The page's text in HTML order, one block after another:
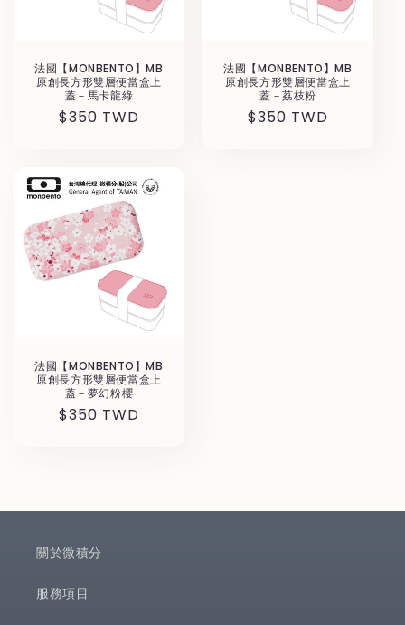
法國【MONBENTO】MB
原創長方形雙層便當盒上
蓋－馬卡龍綠
Regular
$350 TWD
法國【MONBENTO】MB
原創長方形雙層便當盒上
蓋－荔枝粉
Regular
$350 TWD
法國【MONBENTO】MB
原創長方形雙層便當盒上
蓋－夢幻粉櫻
Regular
$350 TWD
關於微積分
服務項目